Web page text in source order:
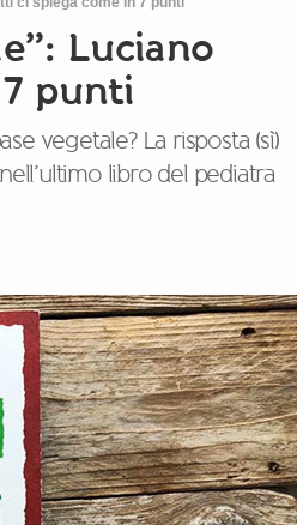
Luciano
punti
vegetale? La risposta (sì)
libro del pediatra